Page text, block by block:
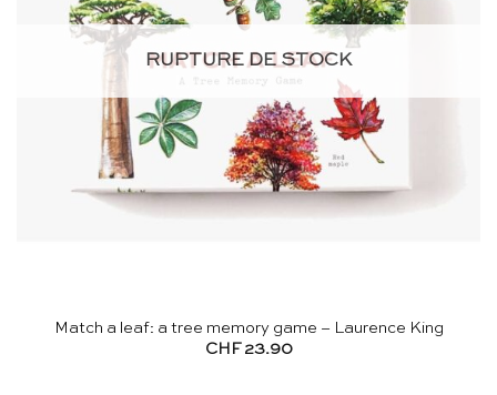
RUPTURE DE STOCK
Match a leaf: a tree memory game – Laurence King
CHF 23.90